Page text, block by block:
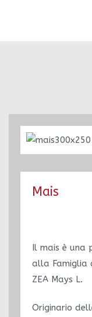
Mais
Il mais è una
alla Famiglia
ZEA Mays L.
Originario